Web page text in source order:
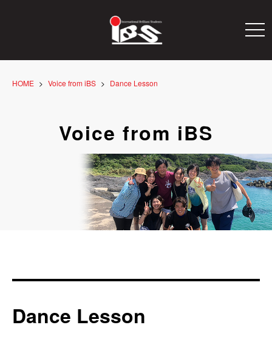
HOME Voice from iBS Dance Lesson
Voice from iBS
Dance Lesson